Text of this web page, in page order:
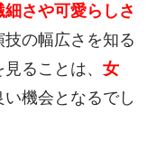
さや可愛らしさ
の幅広さを知る
ることは、 女
い機会となるでし